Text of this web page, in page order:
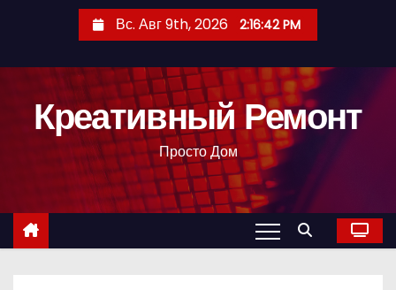
с
Вс. Авг 9th, 2026 2:16:43 PM
Креативный Ремонт
Просто Дом